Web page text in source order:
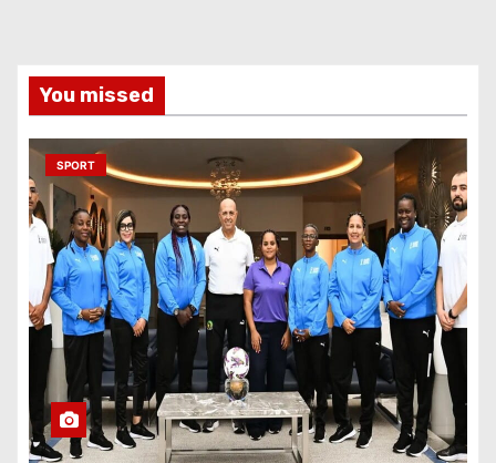
You missed
SPORT